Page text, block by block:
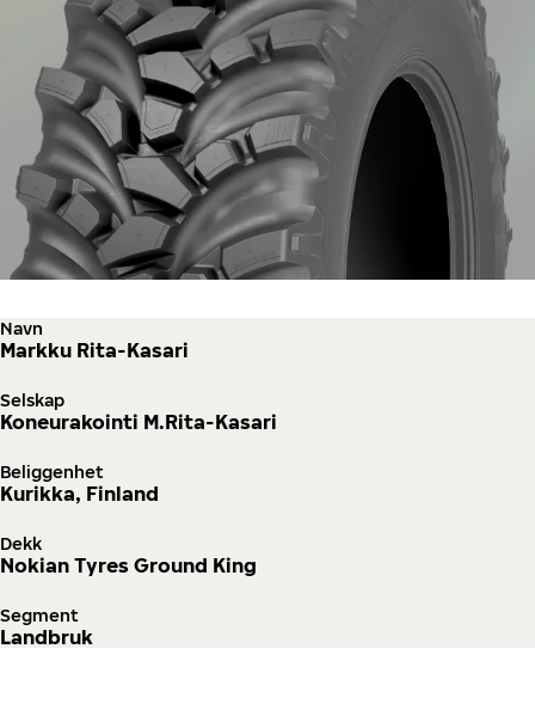
Navn
Markku Rita-Kasari
Selskap
Koneurakointi M.Rita-Kasari
Beliggenhet
Kurikka, Finland
Dekk
Nokian Tyres Ground King
Segment
Landbruk